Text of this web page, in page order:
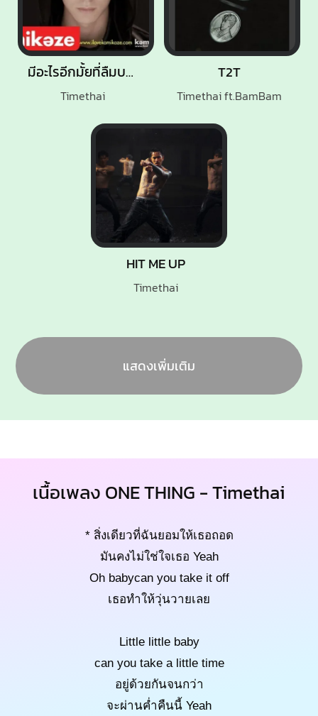
มีอะไรอีกมั้ยที่ลืมบอก
Timethai
HIT ME UP
Timethai
T2T
Timethai ft.BamBam
แสดงเพิ่มเติม
เนื้อเพลง ONE THING - Timethai
* สิ่งเดียวที่ฉันยอมให้เธอถอด
มันคงไม่ใช่ใจเธอ Yeah
Oh babycan you take it off
เธอทำให้วุ่นวายเลย
Little little baby
can you take a little time
อยู่ด้วยกันจนกว่า
จะผ่านค่ำคืนนี้ Yeah